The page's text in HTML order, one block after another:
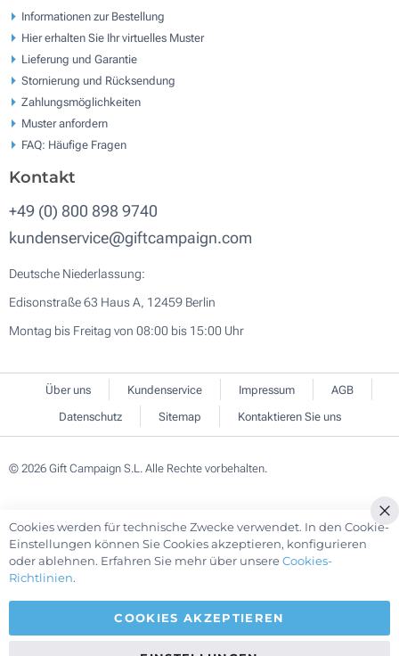
Informationen zur Bestellung
Hier erhalten Sie Ihr virtuelles Muster
Lieferung und Garantie
Stornierung und Rücksendung
Zahlungsmöglichkeiten
Muster anfordern
FAQ: Häufige Fragen
Kontakt
+49 (0) 800 898 9740
kundenservice@giftcampaign.com
Deutsche Niederlassung:
Edisonstraße 63 Haus A, 12459 Berlin
Montag bis Freitag von 08:00 bis 15:00 Uhr
Über uns Kundenservice Impressum
AGB
Datenschutz
Sitemap Kontaktieren Sie uns
© 2026 Gift Campaign S.L. Alle Rechte vorbehalten.
Cookies werden für technische Zwecke verwendet. In den Cookie-
Einstellungen können Sie Cookies akzeptieren, konfigurieren
oder ablehnen. Erfahren Sie mehr über unsereCookies-
Richtlinien.
COOKIES AKZEPTIEREN